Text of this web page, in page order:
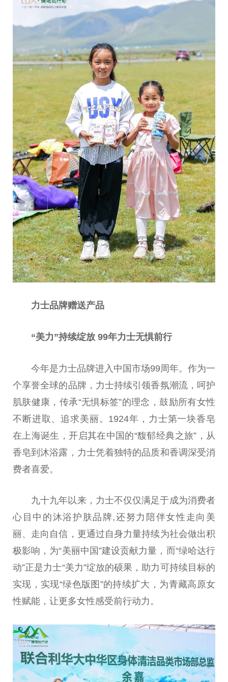
力士品牌赠送产品
“美力”持续绽放 99年力士无惧前行
今年是力士品牌进入 中国市场99周年。作为一
个享誉全球的品牌，力士持续引领香氛潮流，呵护
肌肤健康，传承“无惧标签”的理念，鼓励所有女性
不断进取、追求美丽。1924年，力士第一块香皂
在上海诞生，开启其在中国 的“馥郁经典之旅”，从
香皂到沐浴露，力士凭着独特的品质和香调深受消
费者喜爱。
九十九年以来，力士不仅仅满足于成为消费者
心目中的沐浴护肤品牌,还努力陪伴女性 走向美
丽、走向自信，更通过自身力量持续为社会做出积
极影响，为“美丽中国”建设贡献力量，而“绿哈达行
动”正是力士“美力”绽放的硕果，助力可持续目标的
实现，实现“绿色版图”的持续扩大，为青藏高原女
性赋能，让更多女性感受前行动力。